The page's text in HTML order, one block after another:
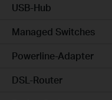
USB-Hub
Managed Switches
Powerline-Adapter
DSL-Router